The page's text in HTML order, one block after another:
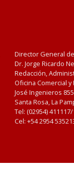
Director General
Dr. Jorge Ricardo
Redacción,
Oficina Comercial
José Ingenieros
Santa Rosa, La
Tel: (02954)
Cel: +54 2954